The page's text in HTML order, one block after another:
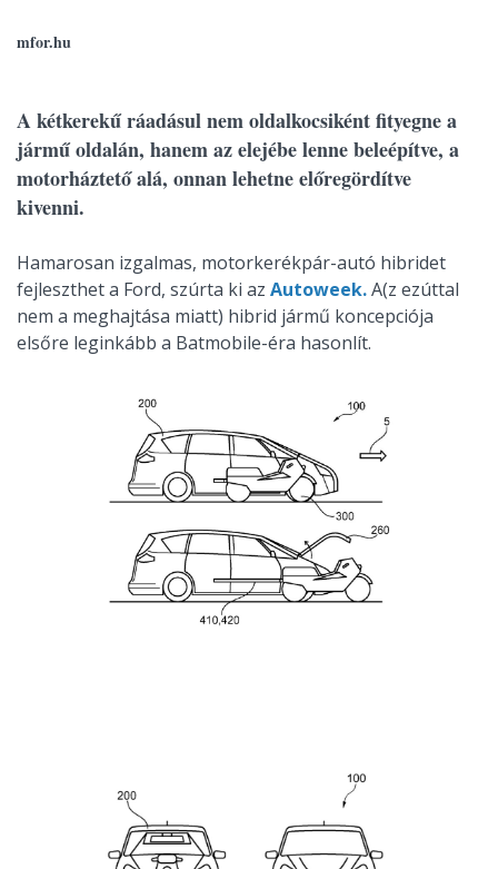
mfor.hu
A kétkerekű ráadásul nem oldalkocsiként fityegne a
jármű oldalán, hanem az elejébe lenne beleépítve, a
motorháztető alá, onnan lehetne előregördítve
kivenni.
Hamarosan izgalmas, motorkerékpár-autó hibridet
fejleszthet a Ford, szúrta ki az Autoweek.A(z ezúttal
nem a meghajtása miatt) hibrid jármű koncepciója
elsőre leginkább a Batmobile-éra hasonlít.